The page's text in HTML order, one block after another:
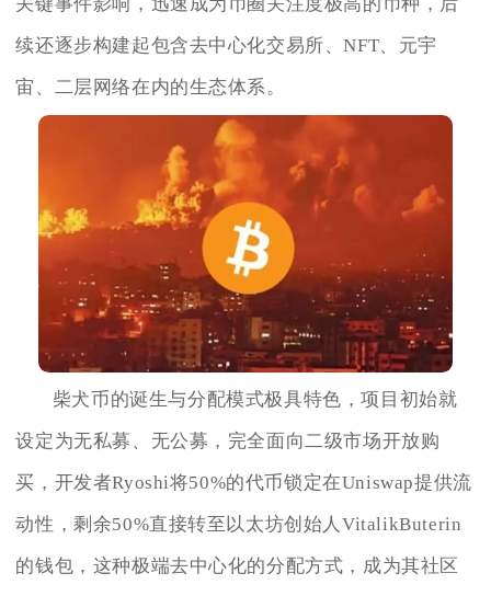
关键事件影响，迅速成为币圈关注度极高的币种，后
续还逐步构建起包含去中心化交易所、NFT、元宇
宙、二层网络在内的生态体系。
柴犬币的诞生与分配模式极具特色，项目初始就
设定为无私募、无公募，完全面向二级市场开放购
买，开发者Ryoshi将50%的代币锁定在Uniswap提供流
动性，剩余50%直接转至以太坊创始人VitalikButerin
的钱包，这种极端去中心化的分配方式，成为其社区